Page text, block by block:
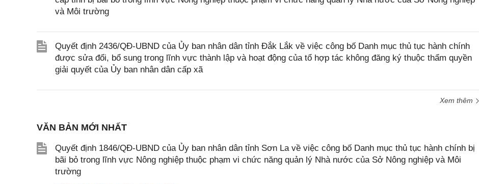
và Môi trường
Quyết định 2436/QĐ-UBND của Ủy ban nhân dân tỉnh Đắk Lắk về việc công bố Danh mục thủ tục hành chính
được sửa đổi, bổ sung trong lĩnh vực thành lập và hoạt động của tổ hợp tác không đăng ký thuộc thẩm quyền
giải quyết của Ủy ban nhân dân cấp xã
Xem thêm
VĂN BẢN MỚI NHẤT
Quyết định 1846/QĐ-UBND của Ủy ban nhân dân tỉnh Sơn La về việc công bố Danh mục thủ tục hành chính bị
bãi bỏ trong lĩnh vực Nông nghiệp thuộc phạm vi chức năng quản lý Nhà nước của Sở Nông nghiệp và Môi
trường